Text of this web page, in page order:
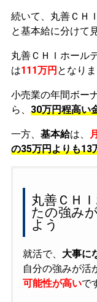
続いて、丸善ＣＨ
と基本給に分けて
丸善ＣＨＩホール
は111万円 となりま
小売業の年間ボー
ら、 30万円程高い
一方、 基本給は、
の35万円よりも13
丸善ＣＨ
たの強み
よう
就活で、 大事に
自分の強みが活
可能性が高いで